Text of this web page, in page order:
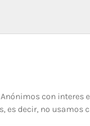
con interes
es decir, no usamos